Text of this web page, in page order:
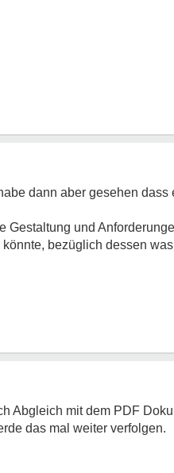
dann aber gesehen
und
bezüglich dessen
Abgleich mit dem PDF
das mal weiter verfolgen.